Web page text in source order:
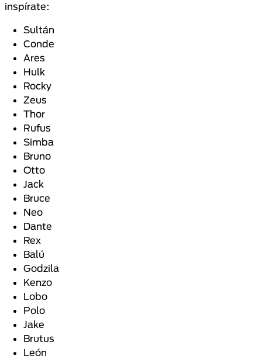
inspírate:
Sultán
Conde
Ares
Hulk
Rocky
Zeus
Thor
Rufus
Simba
Bruno
Otto
Jack
Bruce
Neo
Dante
Rex
Balú
Godzila
Kenzo
Lobo
Polo
Jake
Brutus
León